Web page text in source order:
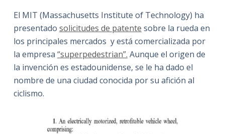
El MIT (Massachusetts Institute of Technology) ha
presentado solicitudes de patente sobre la rueda en
los principales mercados y está comercializada por
la empresa “superpedestrian”. Aunque el origen de
la invención es estadounidense, se le ha dado el
nombre de una ciudad conocida por su afición al
ciclismo.